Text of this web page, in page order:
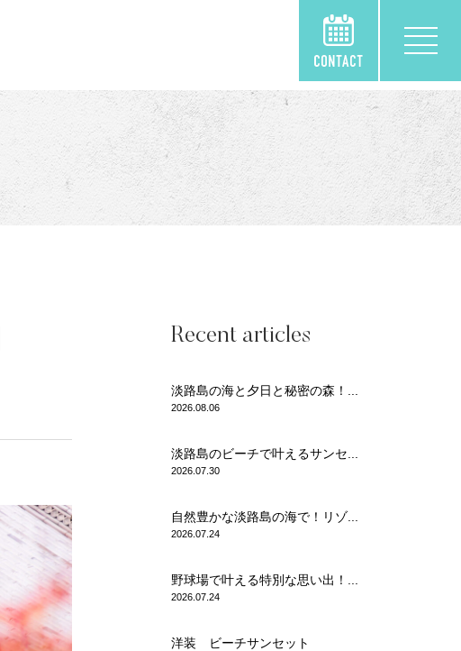
Recent articles
淡路島の海と夕日と秘密の森！...
2026.08.06
淡路島のビーチで叶えるサンセ...
2026.07.30
自然豊かな淡路島の海で！リゾ...
2026.07.24
野球場で叶える特別な思い出！...
2026.07.24
洋装 ビーチサンセット